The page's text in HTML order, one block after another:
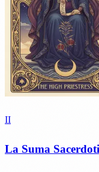
II
La Suma